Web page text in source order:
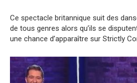
Ce spectacle britannique suit des
de tous genres alors qu’ils se
une chance d’apparaître sur Strictly